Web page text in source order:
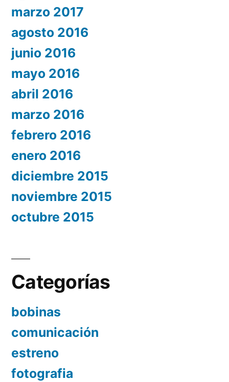
marzo 2017
agosto 2016
junio 2016
mayo 2016
abril 2016
marzo 2016
febrero 2016
enero 2016
diciembre 2015
noviembre 2015
octubre 2015
Categorías
bobinas
comunicación
estreno
fotografia